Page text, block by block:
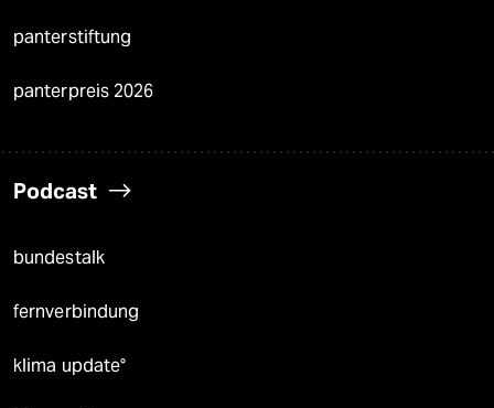
panterstiftung
panterpreis 2026
Podcast
bundestalk
fernverbindung
klima update°